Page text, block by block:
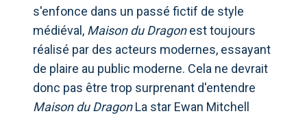
s'enfonce dans un passé fictif de style
médiéval, Maison du Dragonest toujours
réalisé par des acteurs modernes, essayant
de plaire au public moderne. Cela ne devrait
donc pas être trop surprenant d'entendre
Maison du DragonLa star Ewan Mitchell